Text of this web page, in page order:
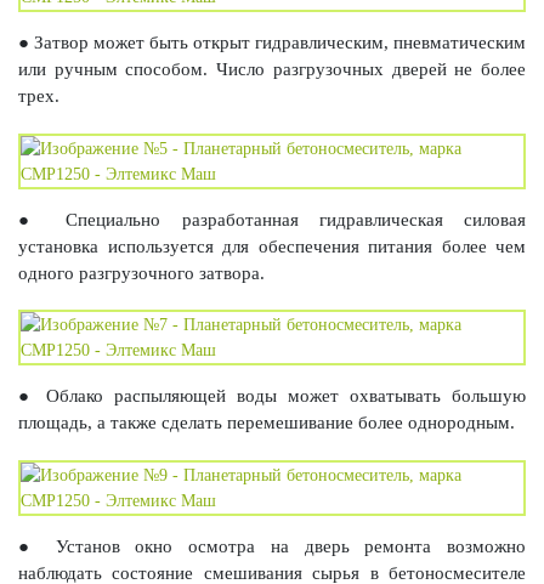
● Затвор может быть открыт гидравлическим, пневматическим
или ручным способом. Число разгрузочных дверей не более
трех.
● Специально разработанная гидравлическая силовая
установка используется для обеспечения питания более чем
одного разгрузочного затвора.
● Облако распыляющей воды может охватывать большую
площадь, а также сделать перемешивание более однородным.
● Установ окно осмотра на дверь ремонта возможно
наблюдать состояние смешивания сырья в бетоносмесителе